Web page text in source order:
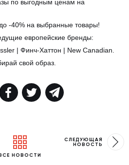
по выгодным ценам на
-40% на выбранные товары!
европейские бренды:
| Финч-Хаттон | New Canadian.
свой образ.
НОВОСТИ
СЛЕДУЮЩАЯ
НОВОСТЬ